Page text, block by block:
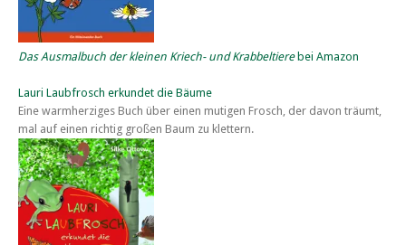
Das Ausmalbuch der kleinen Kriech- und Krabbeltierebei Amazon
Lauri Laubfrosch erkundet die Bäume
Eine warmherziges Buch über einen mutigen Frosch, der davon träumt,
mal auf einen richtig großen Baum zu klettern.